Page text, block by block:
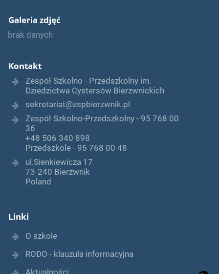
Galeria zdjęć
brak danych
Kontakt
Zespół Szkolno - Przedszkolny im.
Dziedzictwa Cystersów Bierzwnickich
sekretariat@zspbierzwnik.pl
Zespół Szkolno-Przedszkolny - 95 768 00
36
+48 506 340 898
Przedszkole - 95 768 00 48
ul.Sienkiewicza 17
73-240 Bierzwnik
Poland
Linki
O szkole
RODO - klauzula informacyjna